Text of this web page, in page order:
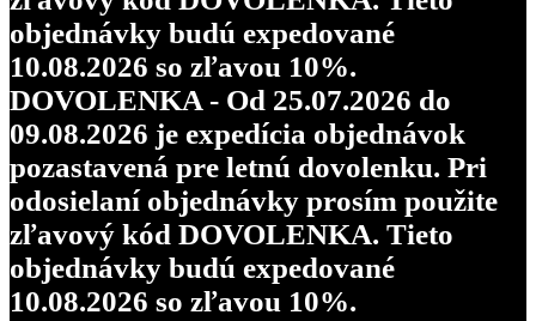
objednávky budú expedované
10.08.2026 so zľavou 10%.
objednávky budú expedované
10.08.2026 so zľavou 10%.
DOVOLENKA - Od 25.07.2026 do
09.08.2026 je expedícia objednávok
pozastavená pre letnú dovolenku. Pri
odosielaní objednávky prosím použite
zľavový kód DOVOLENKA. Tieto
objednávky budú expedované
10.08.2026 so zľavou 10%.